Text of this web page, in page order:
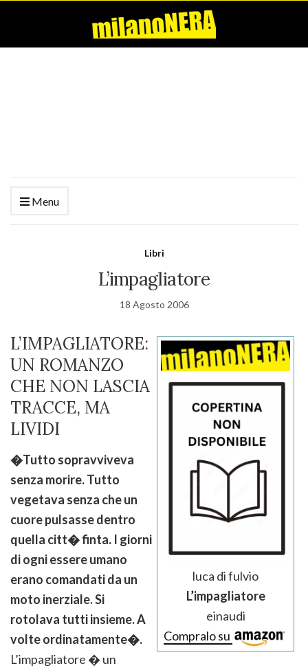
Menu
Libri
L’impagliatore
18 Agosto 2006
luca di fulvio
L’impagliatore
einaudi
Compralo su
L’IMPAGLIATORE:
UN ROMANZO
CHE NON LASCIA
TRACCE, MA
LIVIDI
�Tutto sopravviveva
senza morire. Tutto
vegetava senza che un
cuore pulsasse dentro
quella citt� finta. I giorni
di ogni essere umano
erano comandati da un
moto inerziale. Si
rotolava tutti insieme. A
volte ordinatamente�.
L’impagliatore � un